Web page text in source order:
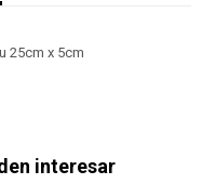
25cm x 5cm
interesar